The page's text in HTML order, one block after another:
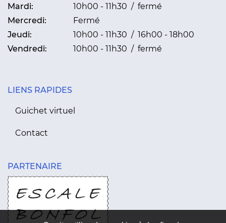
Mardi:
10h00 - 11h30 / fermé
Mercredi:
Fermé
Jeudi:
10h00 - 11h30 / 16h00 - 18h00
Vendredi:
10h00 - 11h30 / fermé
LIENS RAPIDES
Guichet virtuel
Contact
PARTENAIRE